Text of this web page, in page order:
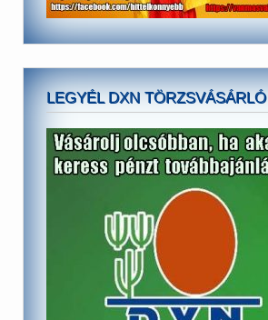
LEGYÉL DXN TÖRZSVÁSÁRLÓ